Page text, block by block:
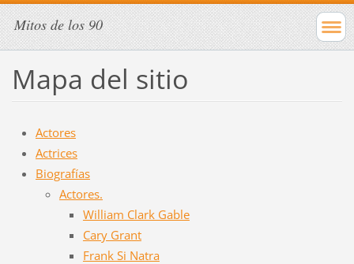
Mitos de los 90
Mapa del sitio
Actores
Actrices
Biografías
Actores.
William Clark Gable
Cary Grant
Frank Si Natra